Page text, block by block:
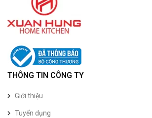
THÔNG TIN CÔNG TY
Giới thiệu
Tuyển dụng